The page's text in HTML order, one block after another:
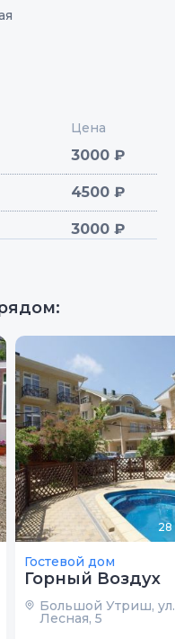
Цена
3000 ₽
4500 ₽
3000 ₽
28
Гостевой дом
Горный Воздух
Большой Утриш, ул.
Лесная, 5